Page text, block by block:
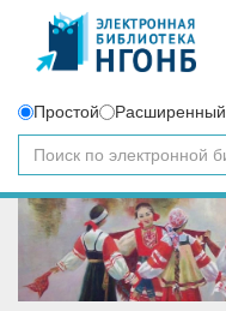
Простой Расширенный